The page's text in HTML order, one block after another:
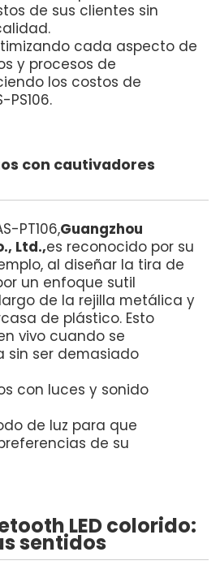
de sus clientes sin
cada aspecto de
y procesos de
los costos de
con cautivadores
PT106,Guangzhou
Ltd.,es reconocido por su
al diseñar la tira de
un enfoque sutil
de la rejilla metálica y
de plástico. Esto
vivo cuando se
sin ser demasiado
con luces y sonido
de luz para que
de su
LED colorido:
sentidos